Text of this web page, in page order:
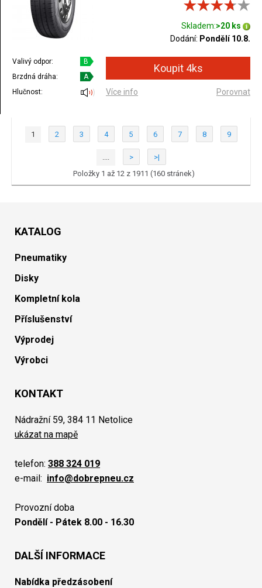
Skladem:>20 ks
Dodání: Pondělí 10.8.
Valivý odpor:
B
Brzdná dráha:
A
Hlučnost:
Více info Porovnat
1 2 3 4 5 6 7 8 9
.... >
>|
Položky 1 až 12 z 1911 (160 stránek)
KATALOG
Pneumatiky
Disky
Kompletní kola
Příslušenství
Výprodej
Výrobci
KONTAKT
Nádražní 59, 384 11 Netolice
ukázat na mapě
telefon: 388 324 019
e-mail: info@dobrepneu.cz
Provozní doba
Pondělí - Pátek 8.00 - 16.30
DALŠÍ INFORMACE
Nabídka předzásobení